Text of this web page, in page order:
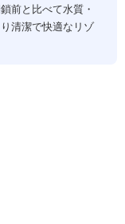
前と比べて水質・
清潔で快適なリゾ